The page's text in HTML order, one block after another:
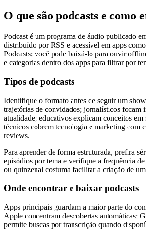
O que são podcasts e como
Podcast é um programa de áudio publicado
distribuído por RSS e acessível em apps
Podcasts; você pode baixá-lo para ouvir
e categorias dentro dos apps para filtrar por
Tipos de podcasts
Identifique o formato antes de seguir um
trajetórias de convidados; jornalísticos focam
atualidade; educativos explicam conceitos em
técnicos cobrem tecnologia e marketing com
reviews.
Para aprender de forma estruturada, prefira
episódios por tema e verifique a frequência
ou quinzenal costuma facilitar a criação de
Onde encontrar e baixar podcasts
Apps principais guardam a maior parte do
Apple concentram descobertas automáticas;
permite buscas por transcrição quando